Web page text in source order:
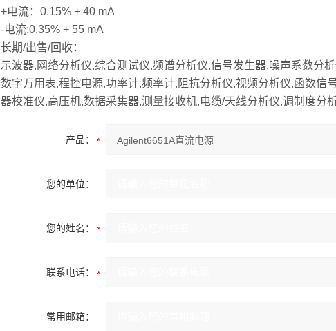
+电流：0.15% + 40 mA
-电流:0.35% + 55 mA
长期/出售/回收：
示波器,网络分析仪,综合测试仪,频谱分析仪,信号发生器,噪声系数分
数字万用表,程控电源,功率计,频率计,阻抗分析仪,视频分析仪,函数信
器校准仪,高压机,数据采集器,测量接收机,电缆/天线分析仪,调制度分
产品：
您的单位：
您的姓名：
联系电话：
常用邮箱：